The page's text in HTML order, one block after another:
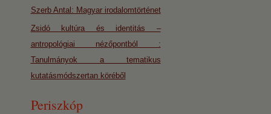
Szerb Antal: Magyar irodalomtörténet
Zsidó kultúra és identitás –
antropológiai nézőpontból :
Tanulmányok a tematikus
kutatásmódszertan köréből
Periszkóp